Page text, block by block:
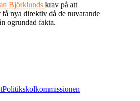
Björklunds krav på att
nya direktiv då de nuvarande
ogrundad fakta.
Politikskolkommissionen